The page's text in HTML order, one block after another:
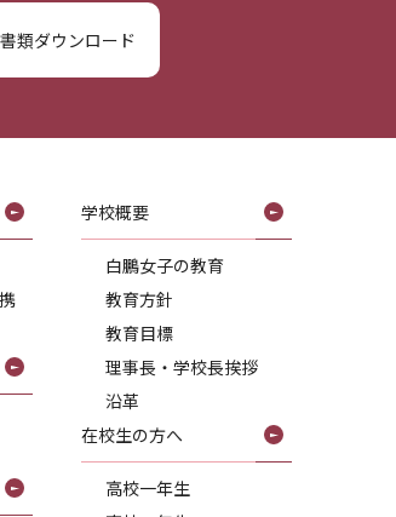
類ダウンロード
学校概要
白鵬女子の教育
教育方針
教育目標
理事長・学校長挨拶
沿革
在校生の方へ
高校一年生